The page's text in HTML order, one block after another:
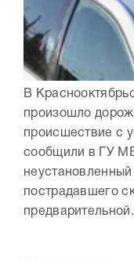
В
произошло
происшествие с
сообщили в ГУ
пострадавшего